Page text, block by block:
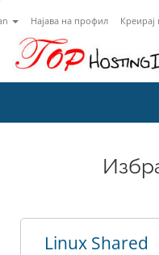
Најава на профил
Linux Shared